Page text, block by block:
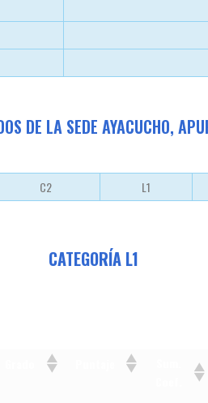
DE LA SEDE AYACUCHO,
C2 L1
CATEGORÍA L1